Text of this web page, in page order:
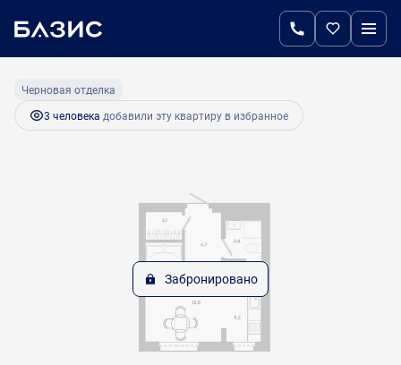
1-комнатная Цена по запросу
Черновая отделка
3 человекa добавили эту квартиру в избранное
Забронировано